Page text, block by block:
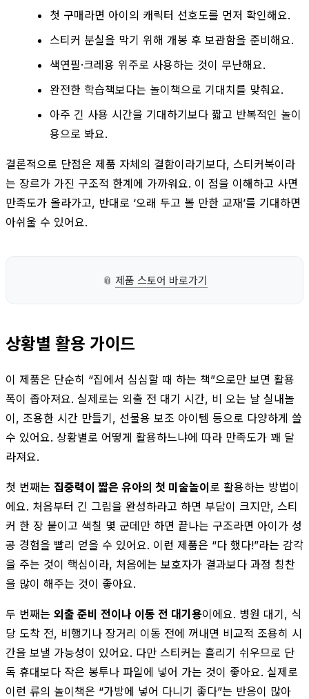
첫 구매라면 아이의 캐릭터 선호도를 먼저 확인해요.
스티커 분실을 막기 위해 개봉 후 보관함을 준비해요.
색연필·크레용 위주로 사용하는 것이 무난해요.
완전한 학습책보다는 놀이책으로 기대치를 맞춰요.
아주 긴 사용 시간을 기대하기보다 짧고 반복적인 놀이
용으로 봐요.
결론적으로 단점은 제품 자체의 결함이라기보다, 스티커북이라
는 장르가 가진 구조적 한계에 가까워요. 이 점을 이해하고 사면
만족도가 올라가고, 반대로 ‘오래 두고 볼 만한 교재’를 기대하면
아쉬울 수 있어요.
📎 제품 스토어 바로가기
상황별 활용 가이드
이 제품은 단순히 “집에서 심심할 때 하는 책”으로만 보면 활용
폭이 좁아져요. 실제로는 외출 전 대기 시간, 비 오는 날 실내놀
이, 조용한 시간 만들기, 선물용 보조 아이템 등으로 다양하게 쓸
수 있어요. 상황별로 어떻게 활용하느냐에 따라 만족도가 꽤 달
라져요.
첫 번째는 집중력이 짧은 유아의 첫 미술놀이로 활용하는 방법이
에요. 처음부터 긴 그림을 완성하라고 하면 부담이 크지만, 스티
커 한 장 붙이고 색칠 몇 군데만 하면 끝나는 구조라면 아이가 성
공 경험을 빨리 얻을 수 있어요. 이런 제품은 “다 했다!”라는 감각
을 주는 것이 핵심이라, 처음에는 보호자가 결과보다 과정 칭찬
을 많이 해주는 것이 좋아요.
두 번째는 외출 준비 전이나 이동 전 대기용이에요. 병원 대기, 식
당 도착 전, 비행기나 장거리 이동 전에 꺼내면 비교적 조용히 시
간을 보낼 가능성이 있어요. 다만 스티커는 흘리기 쉬우므로 단
독 휴대보다 작은 봉투나 파일에 넣어 가는 것이 좋아요. 실제로
이런 류의 놀이책은 “가방에 넣어 다니기 좋다”는 반응이 많아